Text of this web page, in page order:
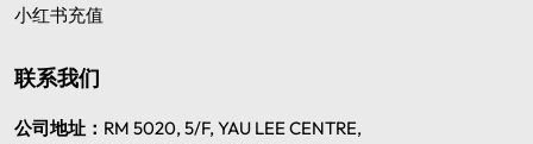
小红书充值
联系我们
公司地址： RM 5020, 5/F, YAU LEE CENTRE,